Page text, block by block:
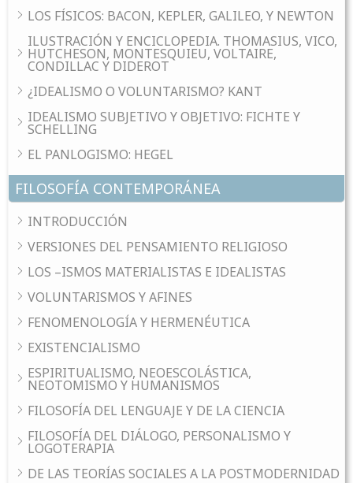
LOS FÍSICOS: BACON, KEPLER, GALILEO, Y NEWTON
ILUSTRACIÓN Y ENCICLOPEDIA. THOMASIUS, VICO,
HUTCHESON, MONTESQUIEU, VOLTAIRE,
CONDILLAC Y DIDEROT
¿IDEALISMO O VOLUNTARISMO? KANT
IDEALISMO SUBJETIVO Y OBJETIVO: FICHTE Y
SCHELLING
EL PANLOGISMO: HEGEL
FILOSOFÍA CONTEMPORÁNEA
INTRODUCCIÓN
VERSIONES DEL PENSAMIENTO RELIGIOSO
LOS –ISMOS MATERIALISTAS E IDEALISTAS
VOLUNTARISMOS Y AFINES
FENOMENOLOGÍA Y HERMENÉUTICA
EXISTENCIALISMO
ESPIRITUALISMO, NEOESCOLÁSTICA,
NEOTOMISMO Y HUMANISMOS
FILOSOFÍA DEL LENGUAJE Y DE LA CIENCIA
FILOSOFÍA DEL DIÁLOGO, PERSONALISMO Y
LOGOTERAPIA
DE LAS TEORÍAS SOCIALES A LA POSTMODERNIDAD